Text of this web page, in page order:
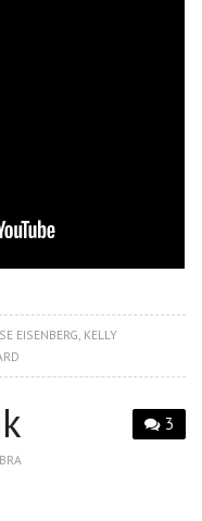
EISENBERG, KELLY
3